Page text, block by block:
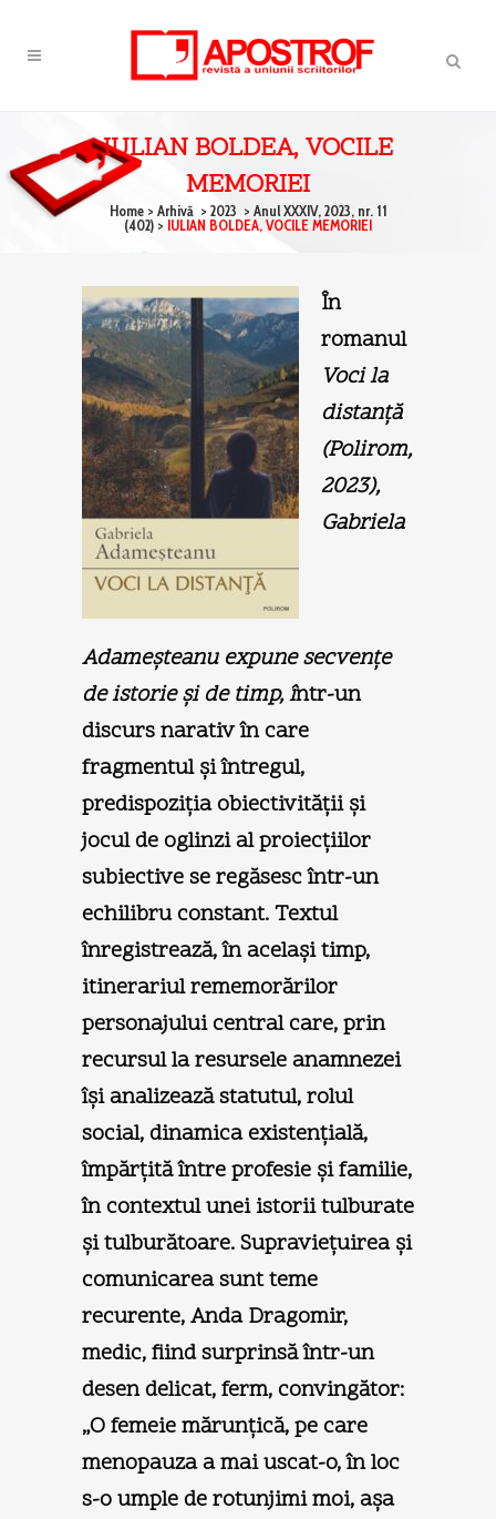
IULIAN BOLDEA, VOCILE
MEMORIEI
Home> Arhivă > 2023 > Anul XXXIV, 2023, nr. 11
(402) > IULIAN BOLDEA, VOCILE MEMORIEI
În
romanul
Voci la
distanţă
(Polirom,
2023),
Gabriela
Adameşteanu expune secvenţe
de istorie şi de timp,într-un
discurs narativ în care
fragmentul şi întregul,
predispoziţia obiectivităţii şi
jocul de oglinzi al proiecţiilor
subiective se regăsesc într-un
echilibru constant. Textul
înregistrează, în acelaşi timp,
itinerariul rememorărilor
personajului central care, prin
recursul la resursele anamnezei
îşi analizează statutul, rolul
social, dinamica existenţială,
împărţită între profesie şi familie,
în contextul unei istorii tulburate
şi tulburătoare. Supravieţuirea şi
comunicarea sunt teme
recurente, Anda Dragomir,
medic, fiind surprinsă într-un
desen delicat, ferm, convingător:
„O femeie mărunţică, pe care
menopauza a mai uscat-o, în loc
s-o umple de rotunjimi moi, aşa